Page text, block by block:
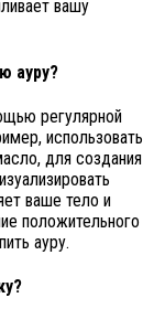
вашу
ауру?
регулярной
использовать
для создания
ваше тело и
положительного
ауру.